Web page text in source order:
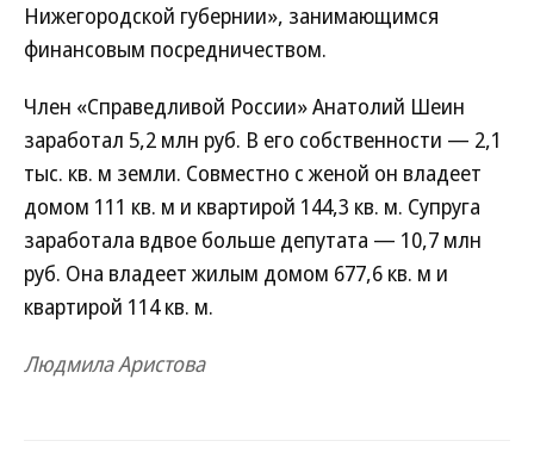
Нижегородской губернии», занимающимся
финансовым посредничеством.
Член «Справедливой России» Анатолий Шеин
заработал 5,2 млн руб. В его собственности — 2,1
тыс. кв. м земли. Совместно с женой он владеет
домом 111 кв. м и квартирой 144,3 кв. м. Супруга
заработала вдвое больше депутата — 10,7 млн
руб. Она владеет жилым домом 677,6 кв. м и
квартирой 114 кв. м.
Людмила Аристова